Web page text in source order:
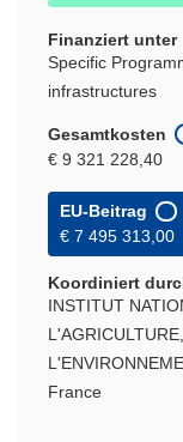
Finanziert unter
Specific
infrastructures
Gesamtkosten
€ 9 321 228,40
EU-Beitrag
€ 7 495 313,00
Koordiniert
INSTITUT
France